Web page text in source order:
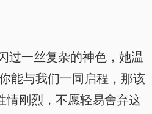
一丝复杂的神色，她温
能与我们一同启程，那该
情刚烈，不愿轻易舍弃这